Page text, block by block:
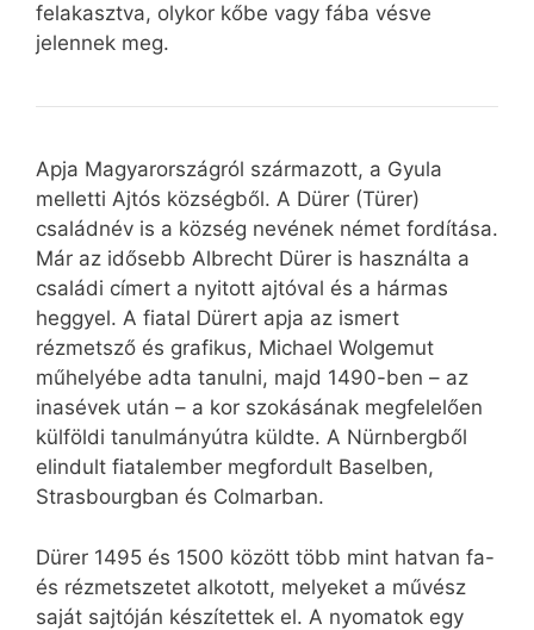
felakasztva, olykor kőbe vagy fába vésve
jelennek meg.
Apja Magyarországról származott, a Gyula
melletti Ajtós községből. A Dürer (Türer)
családnév is a község nevének német fordítása.
Már az idősebb Albrecht Dürer is használta a
családi címert a nyitott ajtóval és a hármas
heggyel. A fiatal Dürert apja az ismert
rézmetsző és grafikus, Michael Wolgemut
műhelyébe adta tanulni, majd 1490-ben – az
inasévek után – a kor szokásának megfelelően
külföldi tanulmányútra küldte. A Nürnbergből
elindult fiatalember megfordult Baselben,
Strasbourgban és Colmarban.
Dürer 1495 és 1500 között több mint hatvan fa-
és rézmetszetet alkotott, melyeket a művész
saját sajtóján készítettek el. A nyomatok egy